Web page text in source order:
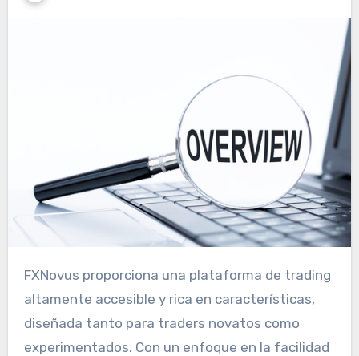
FXNovus proporciona una plataforma de trading
altamente accesible y rica en características,
diseñada tanto para traders novatos como
experimentados. Con un enfoque en la facilidad